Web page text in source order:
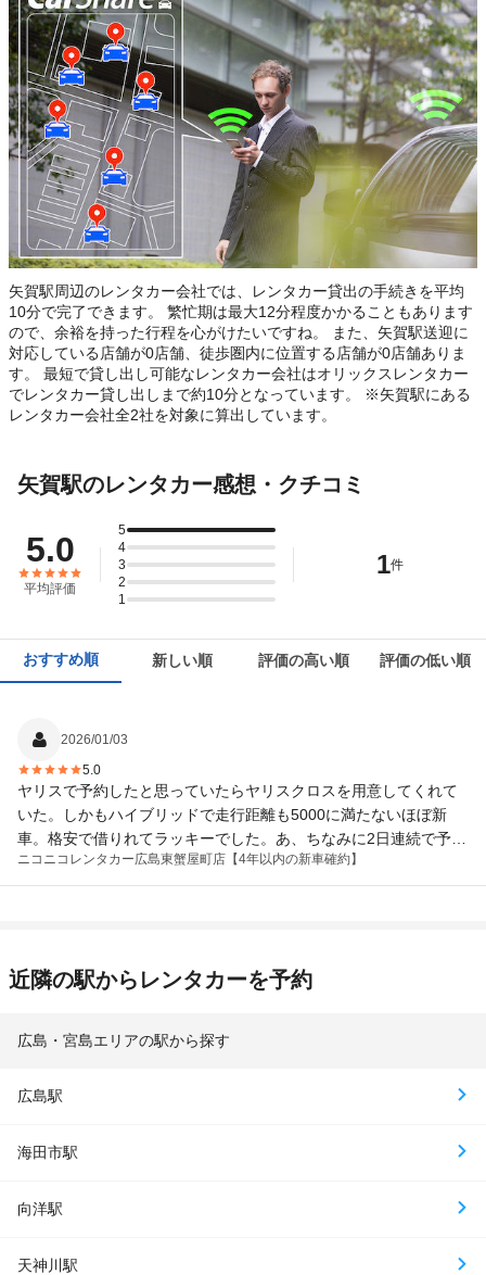
矢賀駅周辺のレンタカー会社では、レンタカー貸出の手続きを平均
10分で完了できます。 繁忙期は最大12分程度かかることもあります
ので、余裕を持った行程を心がけたいですね。 また、矢賀駅送迎に
対応している店舗が0店舗、徒歩圏内に位置する店舗が0店舗ありま
す。 最短で貸し出し可能なレンタカー会社はオリックスレンタカー
でレンタカー貸し出しまで約10分となっています。 ※矢賀駅にある
レンタカー会社全2社を対象に算出しています。
矢賀駅のレンタカー感想・クチコミ
5.0
平均評価
5
4
3
2
1
1件
おすすめ順 新しい順 評価の高い順 評価の低い順
2026/01/03
5.0
ヤリスで予約したと思っていたらヤリスクロスを用意してくれて
いた。しかもハイブリッドで走行距離も5000に満たないほぼ新
車。格安で借りれてラッキーでした。あ、ちなみに2日連続で予約
してたんですが同じ車両でした。とても良かった。
ニコニコレンタカー広島東蟹屋町店【4年以内の新車確約】
近隣の駅からレンタカーを予約
広島・宮島エリアの駅から探す
広島駅
海田市駅
向洋駅
天神川駅